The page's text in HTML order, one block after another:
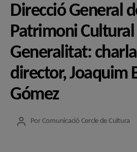
Direcció General
Patrimoni Cultural
Generalitat:
director, Joaquim
Gómez
Autor
Por Comunicació Cercle de Cultura